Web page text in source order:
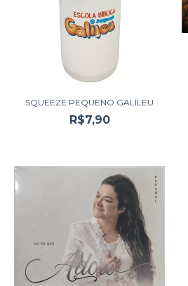
SQUEEZE PEQUENO GALILEU
R$7,90